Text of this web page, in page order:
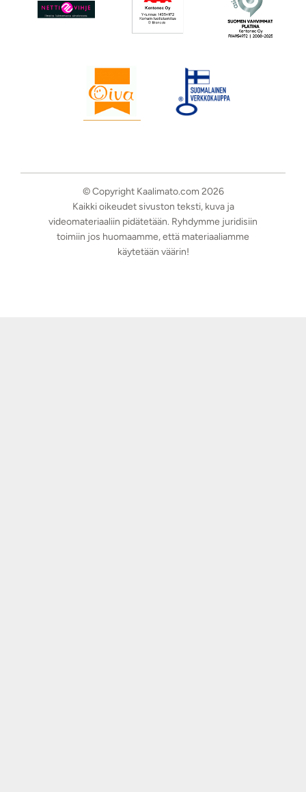
© Copyright Kaalimato.com 2026
Kaikki oikeudet sivuston teksti, kuva ja
videomateriaaliin pidätetään. Ryhdymme juridisiin
toimiin jos huomaamme, että materiaaliamme
käytetään väärin!